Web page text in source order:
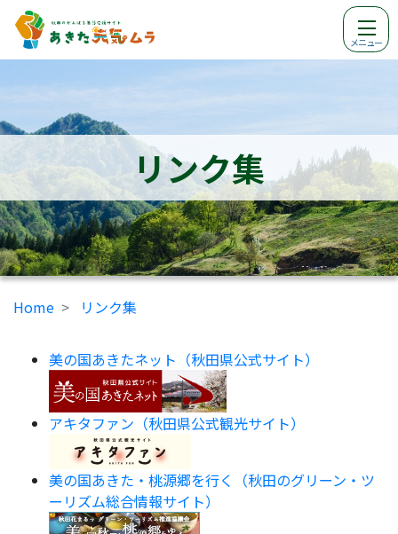
メニュー
リンク集
Home リンク集
美の国あきたネット（秋田県公式サイト）
アキタファン（秋田県公式観光サイト）
美の国あきた・桃源郷を行く（秋田のグリーン・ツ
ーリズム総合情報サイト）